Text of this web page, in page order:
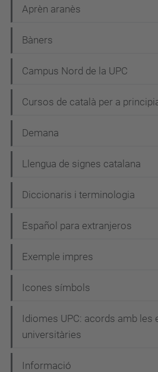
Aprèn aranès
Bàners
Campus Nord de la UPC
Cursos de català per a
Demana
Llengua de signes catalana
Diccionaris i terminologia
Español para extranjeros
Exemple impres
Icones símbols
Idiomes UPC: acords amb les
universitàries
Informació